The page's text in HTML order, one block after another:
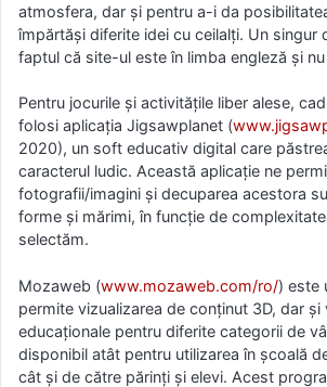
atmosfera, dar și pentru a-i da
împărtăși diferite idei cu ceilalți. Un singur
faptul că site-ul este în limba engleză și
Pentru jocurile și activitățile liber alese,
folosi aplicația Jigsawplanet (
2020), un soft educativ digital care
caracterul ludic. Această aplicație ne
fotografii/imagini și decuparea acestora
forme și mărimi, în funcție de
selectăm.
Mozaweb (www.mozaweb.com/ro/) este
permite vizualizarea de conținut 3D, dar și
educaționale pentru diferite categorii de
disponibil atât pentru utilizarea în școală
cât și de către părinți și elevi. Acest